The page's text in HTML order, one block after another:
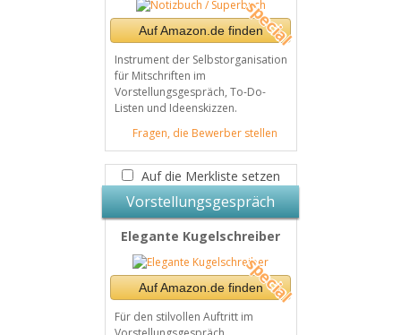
Auf Amazon.de finden
Instrument der Selbstorganisation
für Mitschriften im
Vorstellungsgespräch, To-Do-
Listen und Ideenskizzen.
Fragen, die Bewerber stellen
Auf die Merkliste setzen
Vorstellungsgespräch
Elegante Kugelschreiber
Auf Amazon.de finden
Für den stilvollen Auftritt im